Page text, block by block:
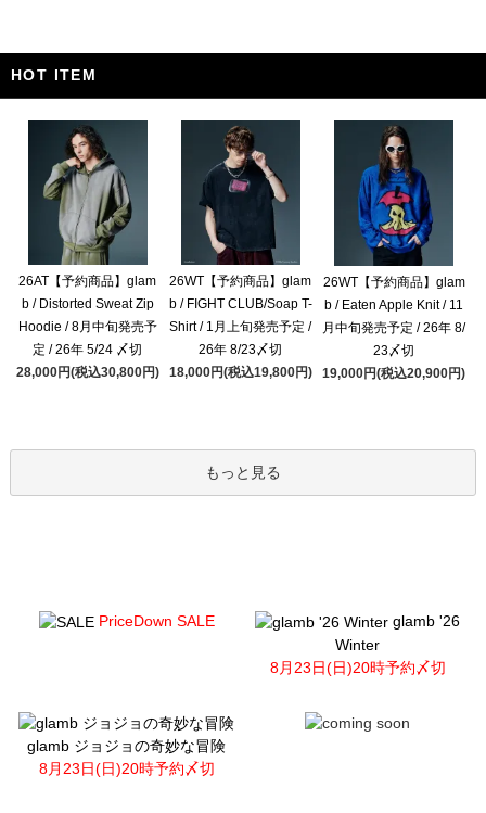
HOT ITEM
26AT【予約商品】glam
b / Distorted Sweat Zip
Hoodie / 8月中旬発売予
定 / 26年 5/24 〆切
28,000円(税込30,800円)
26WT【予約商品】glam
b / FIGHT CLUB/Soap T-
Shirt / 1月上旬発売予定 /
26年 8/23〆切
18,000円(税込19,800円)
26WT【予約商品】glam
b / Eaten Apple Knit / 11
月中旬発売予定 / 26年 8/
23〆切
19,000円(税込20,900円)
もっと見る
PriceDown SALE
glamb '26
Winter
8月23日(日)20時予約〆切
glamb ジョジョの奇妙な冒険
8月23日(日)20時予約〆切